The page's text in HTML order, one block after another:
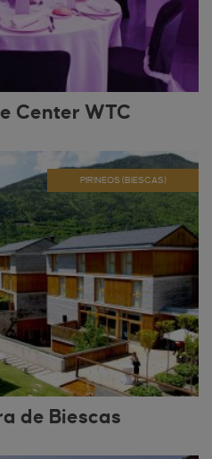
Center WTC
PIRINEOS (BIESCAS)
de Biescas